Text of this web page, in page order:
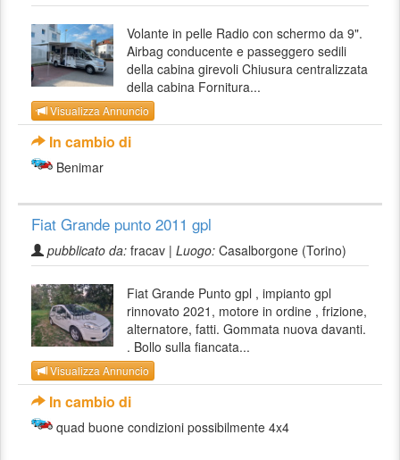
Volante in pelle Radio con schermo da 9".
Airbag conducente e passeggero sedili
della cabina girevoli Chiusura centralizzata
della cabina Fornitura...
Visualizza Annuncio
In cambio di
Benimar
Fiat Grande punto 2011 gpl
pubblicato da: fracav | Luogo: Casalborgone (Torino)
Fiat Grande Punto gpl , impianto gpl
rinnovato 2021, motore in ordine , frizione,
alternatore, fatti. Gommata nuova davanti.
. Bollo sulla fiancata...
Visualizza Annuncio
In cambio di
quad buone condizioni possibilmente 4x4